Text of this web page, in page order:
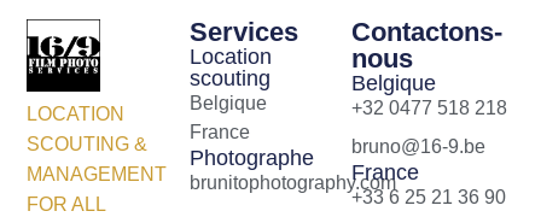
LOCATION
SCOUTING &
MANAGEMENT
FOR ALL
Services
Location
scouting
Belgique
France
Photographe
brunitophotography.com
Contactons-
nous
Belgique
+32 0477 518 218
bruno@16-9.be
France
+33 6 25 21 36 90